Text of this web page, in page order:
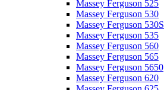
Massey Ferguson 525
Massey Ferguson 530
Massey Ferguson 530S
Massey Ferguson 535
Massey Ferguson 560
Massey Ferguson 565
Massey Ferguson 5650
Massey Ferguson 620